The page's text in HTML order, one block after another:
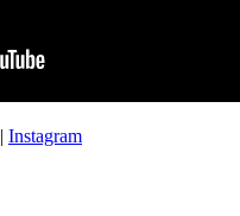
| Instagram